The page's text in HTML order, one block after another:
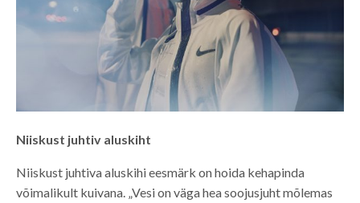
Niiskust juhtiv aluskiht
Niiskust juhtiva aluskihi eesmärk on hoida kehapinda
võimalikult kuivana. „Vesi on väga hea soojusjuht mõlemas